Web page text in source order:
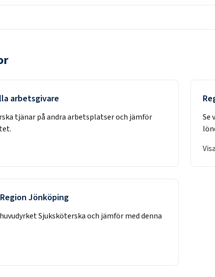
arbetsgivare
tjänar på andra arbetsplatser och jämför
Se
Region Jönköping
Sjuksköterskaoch jämför med denna